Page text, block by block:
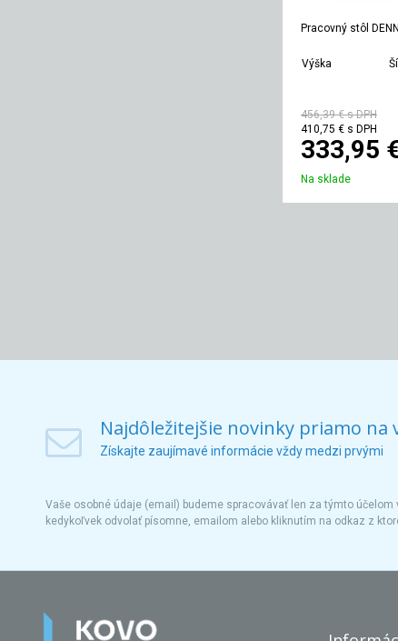
Pracovný stôl
Výška
456,39 €s DPH
410,75 € s DPH
333,95
Na sklade
Najdôležitejšie novinky priamo na
Získajte zaujímavé informácie vždy medzi prvými
Vaše osobné údaje (email) budeme spracovávať len za týmto
kedykoľvek odvolať písomne, emailom alebo kliknutím na odkaz z